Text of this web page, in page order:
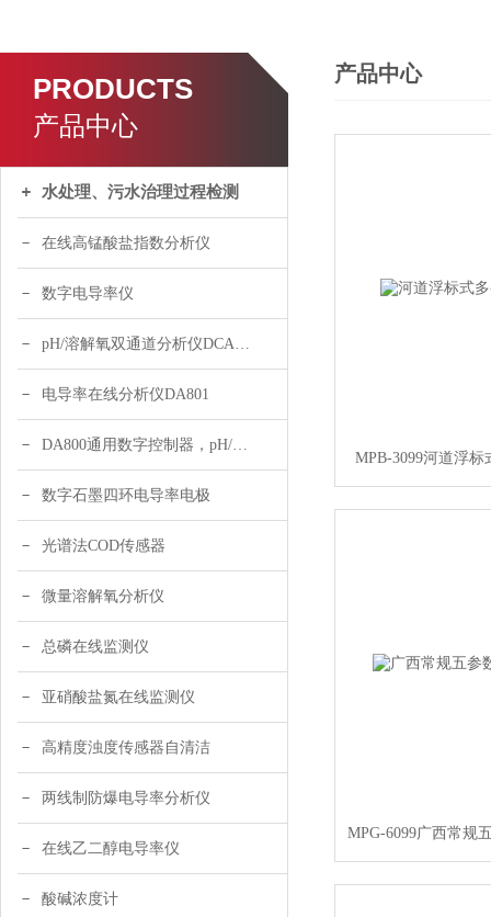
PRODUCTS
产品中心
水处理、污水治理过程检测
在线高锰酸盐指数分析仪
数字电导率仪
pH/溶解氧双通道分析仪DCA120
电导率在线分析仪DA801
DA800通用数字控制器，pH/DO/ORP多参数
数字石墨四环电导率电极
光谱法COD传感器
微量溶解氧分析仪
总磷在线监测仪
亚硝酸盐氮在线监测仪
高精度浊度传感器自清洁
两线制防爆电导率分析仪
在线乙二醇电导率仪
酸碱浓度计
产品中心
MPB-3099河道浮
MPG-6099广西常规